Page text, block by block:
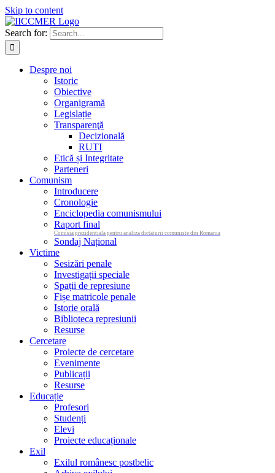
Skip to content
Search for:
Despre noi
Istoric
Obiective
Organigramă
Legislație
Transparenţă
Decizională
RUTI
Etică și Integritate
Parteneri
Comunism
Introducere
Cronologie
Enciclopedia comunismului
Raport final
Comisia prezidentiala pentru analiza dictaturii comuniste din Romania
Sondaj Național
Victime
Sesizări penale
Investigații speciale
Spații de represiune
Fișe matricole penale
Istorie orală
Biblioteca represiunii
Resurse
Cercetare
Proiecte de cercetare
Evenimente
Publicații
Resurse
Educație
Profesori
Studenți
Elevi
Proiecte educaționale
Exil
Exilul românesc postbelic